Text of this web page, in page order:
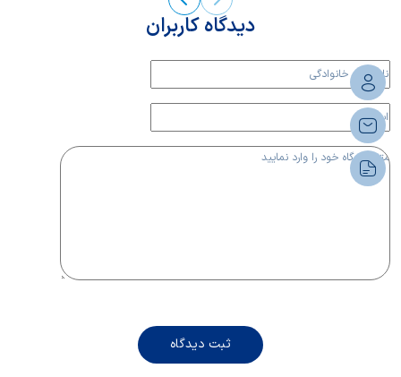
دیدگاه کاربران
ثبت دیدگاه